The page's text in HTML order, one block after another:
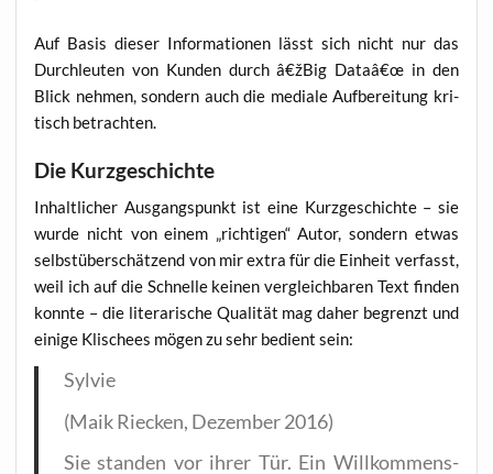
Auf Basis die­ser Infor­ma­tio­nen lässt sich nicht nur das
Durch­leu­ten von Kun­den durch â€žBig Dataâ€œ in den
Blick neh­men, son­dern auch die media­le Auf­be­rei­tung kri­
tisch betrachten.
Die Kurzgeschichte
Inhalt­li­cher Aus­gangs­punkt ist eine Kurz­ge­schich­te – sie
wur­de nicht von einem „rich­ti­gen“ Autor, son­dern etwas
selbst­über­schät­zend von mir extra für die Ein­heit ver­fasst,
weil ich auf die Schnel­le kei­nen ver­gleich­ba­ren Text fin­den
konn­te – die lite­ra­ri­sche Qua­li­tät mag daher begrenzt und
eini­ge Kli­schees mögen zu sehr bedient sein:
Syl­vie
(Maik Riecken, Dezem­ber 2016)
Sie stan­den vor ihrer Tür. Ein Will­kom­mens­